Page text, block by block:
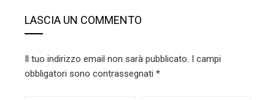
LASCIA UN COMMENTO
Il tuo indirizzo email non sarà pubblicato. I campi
obbligatori sono contrassegnati *